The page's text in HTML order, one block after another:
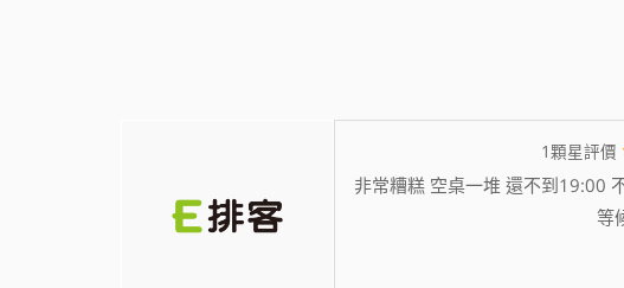
1顆星評價
非常糟糕 空桌一堆 還不到19:00
等